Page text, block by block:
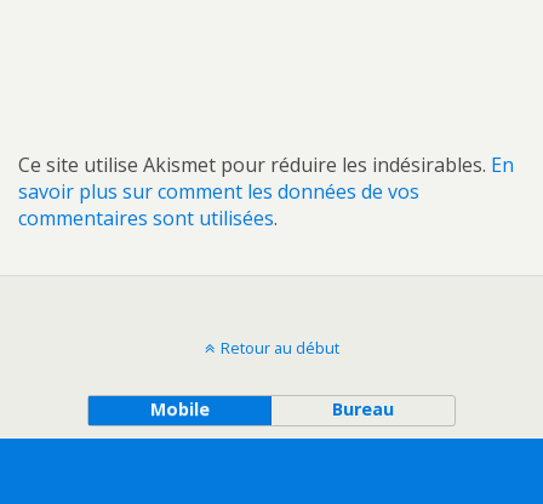
Ce site utilise Akismet pour réduire les indésirables. En
savoir plus sur comment les données de vos
commentaires sont utilisées.
Retour au début
Mobile Bureau